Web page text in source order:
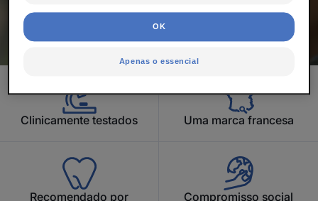
Clinicamente testados Uma marca francesa
Recomendado por
Compromisso social
Apenas o essencial
OK